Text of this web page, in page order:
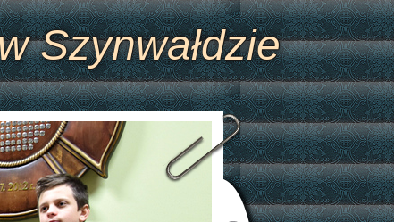
Szynwałdzie